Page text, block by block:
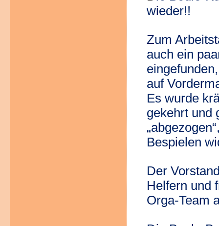
wieder!!
Zum
auch ein
auf
Es wurde
gekehrt und
Bespielen
Der
Helfern und
Orga-Team